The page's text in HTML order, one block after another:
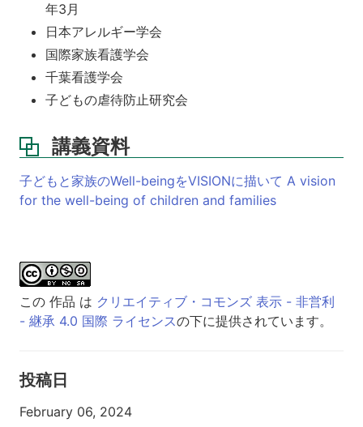
年3月
日本アレルギー学会
国際家族看護学会
千葉看護学会
子どもの虐待防止研究会
講義資料
子どもと家族のWell-beingをVISIONに描いて A vision
for the well-being of children and families
この 作品 は クリエイティブ・コモンズ 表示 - 非営利
- 継承 4.0 国際 ライセンスの下に提供されています。
投稿日
February 06, 2024